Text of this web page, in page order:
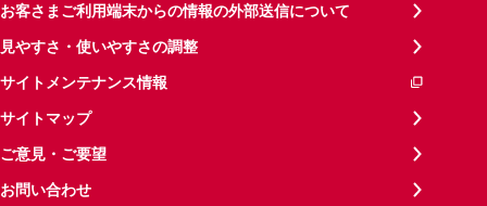
お客さまご利用端末からの情報の外部送信について
見やすさ・使いやすさの調整
サイトメンテナンス情報
サイトマップ
ご意見・ご要望
お問い合わせ